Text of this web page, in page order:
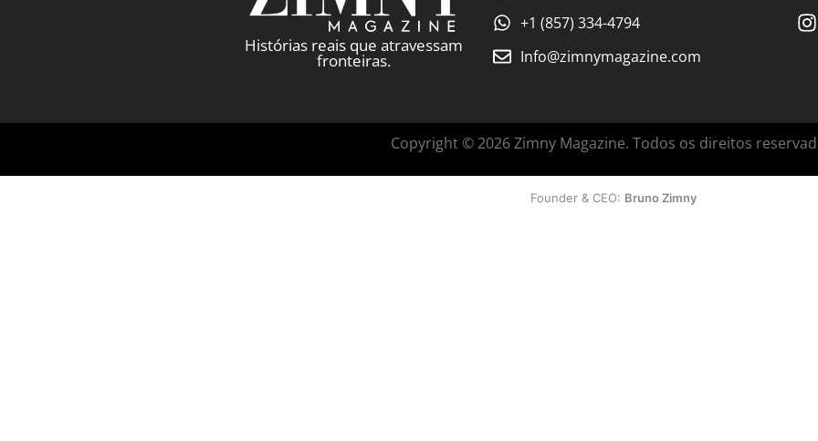
Histórias reais que atravessam
fronteiras.
+1 (857) 334-4794
Info@zimnymagazine.com
Copyright © 2026 Zimny Magazine. Todos os direitos
Founder & CEO: Bruno Zimny